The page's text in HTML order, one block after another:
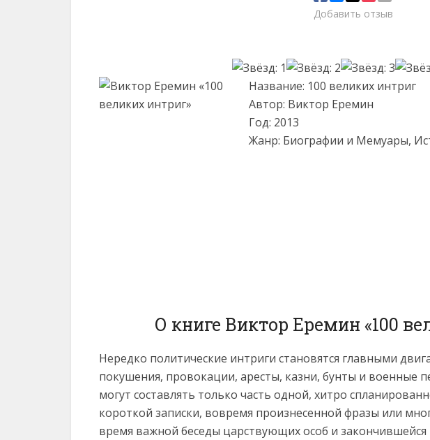
Добавить отзыв
Название: 100 великих интриг
Автор: Виктор Еремин
Год: 2013
Жанр: Биографии и Мемуары,
О книге Виктор Еремин «100
Нередко политические интриги становятся главными
покушения, провокации, аресты, казни, бунты и военные
могут составлять только часть одной, хитро
короткой записки, вовремя произнесенной фразы или
время важной беседы царствующих особ и